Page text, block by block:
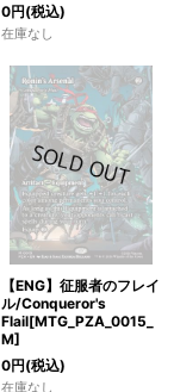
0円(税込)
在庫なし
【ENG】征服者のフレイ
ル/Conqueror's
Flail[MTG_PZA_0015_
M]
0円(税込)
在庫なし